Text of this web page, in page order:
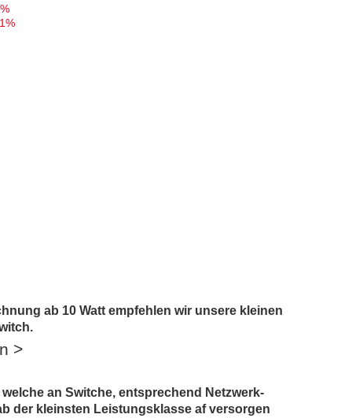
%
%
ab 10 Watt empfehlen wir unsere kleinen
>
an Switche, entsprechend Netzwerk-
der kleinsten Leistungsklasse af versorgen